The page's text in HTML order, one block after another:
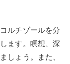
ルチゾールを分
ます。瞑想、深
しょう。また、